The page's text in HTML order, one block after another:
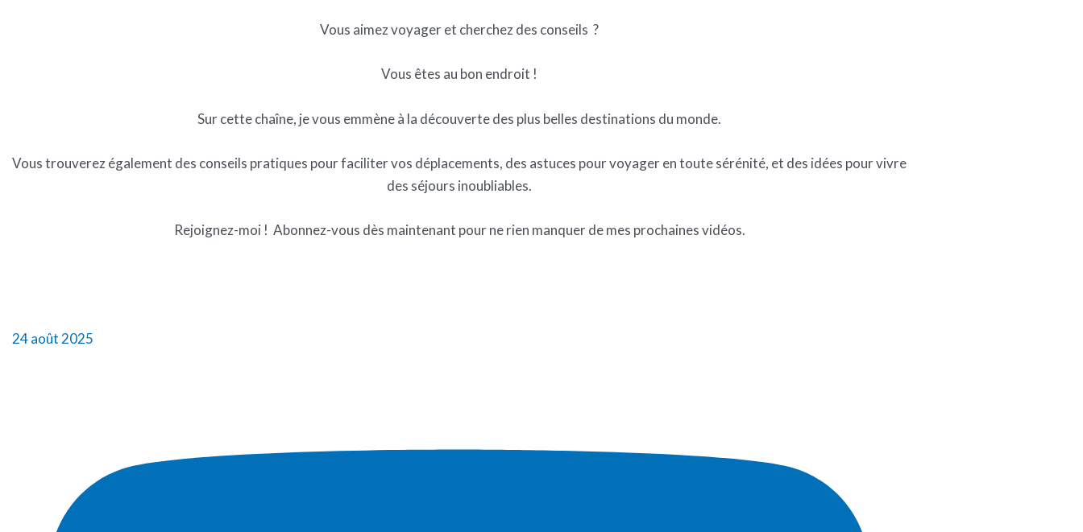
Vous aimez voyager et cherchez des conseils ?
Vous êtes au bon endroit !
Sur cette chaîne, je vous emmène à la découverte des plus belles destinations du monde.
Vous trouverez également des conseils pratiques pour faciliter vos déplacements, des astuces pour voyager en toute sérénité, et des idées pour vivre
des séjours inoubliables.
Rejoignez-moi ! Abonnez-vous dès maintenant pour ne rien manquer de mes prochaines vidéos.
24 août 2025